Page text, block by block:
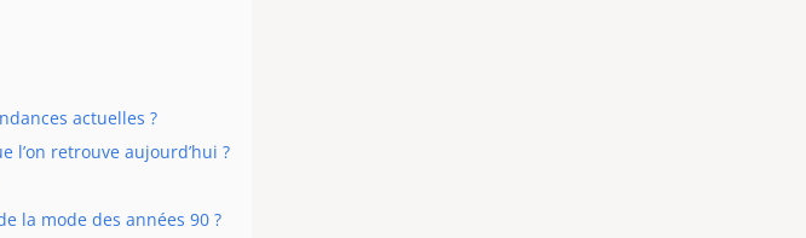
actuelles ?
l’on retrouve aujourd’hui ?
la mode des années 90 ?